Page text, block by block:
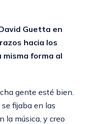
Guetta en
hacia los
misma forma al
gente esté bien.
fijaba en las
la música, y creo